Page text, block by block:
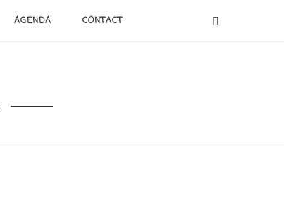
AGENDA CONTACT